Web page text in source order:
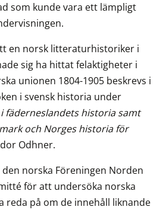
som kunde vara ett lämpligt
en norsk litteraturhistoriker i
sig ha hittat felaktigheter i
unionen 1804-1905 beskrevs i
i svensk historia under
fäderneslandets historia samt
och Norges historia för
Odhner.
norska Föreningen Norden
för att undersöka norska
reda på om de innehåll liknande